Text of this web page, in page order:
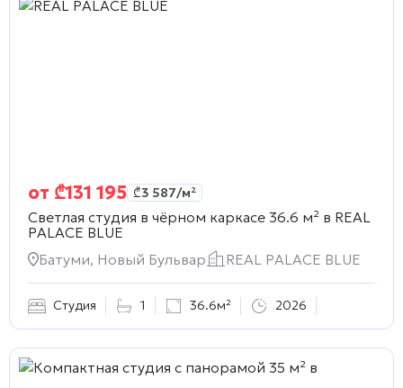
от ₾131 195 ₾3 587/м²
Светлая студия в чёрном каркасе 36.6 м² в REAL
PALACE BLUE
Батуми, Новый Бульвар
REAL PALACE BLUE
Студия 1 36.6м² 2026